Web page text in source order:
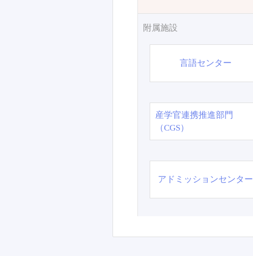
附属施設
言語センター
産学官連携推進部門
（CGS）
アドミッションセンター